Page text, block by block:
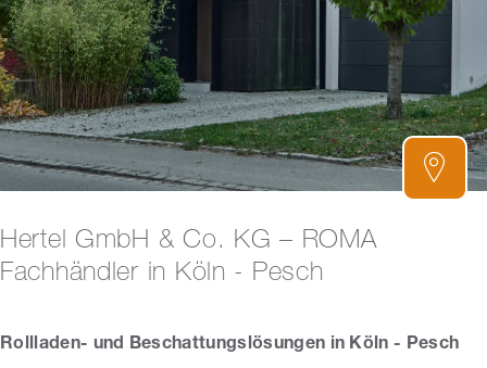
Hertel GmbH & Co. KG – ROMA
Fachhändler in Köln - Pesch
Rollladen- und Beschattungslösungen in Köln - Pesch